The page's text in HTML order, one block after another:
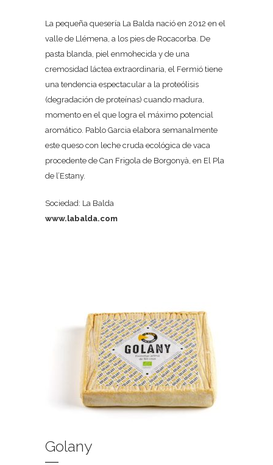
La pequeña quesería La Balda nació en 2012 en el
valle de Llémena, a los pies de Rocacorba. De
pasta blanda, piel enmohecida y de una
cremosidad láctea extraordinaria, el Fermió tiene
una tendencia espectacular a la proteólisis
(degradación de proteínas) cuando madura,
momento en el que logra el máximo potencial
aromático. Pablo Garcia elabora semanalmente
este queso con leche cruda ecológica de vaca
procedente de Can Frigola de Borgonyà, en El Pla
de l’Estany.
Sociedad: La Balda
www.labalda.com
Golany